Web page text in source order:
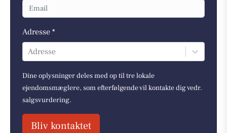
Adresse *
Adresse
Dine oplysninger deles med op til tre lokale
ejendomsmæglere, som efterfølgende vil kontakte dig vedr.
salgsvurdering.
Bliv kontaktet